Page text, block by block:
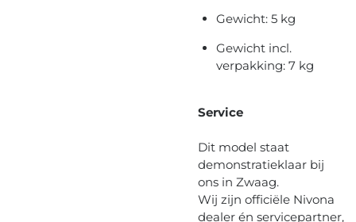
Gewicht: 5 kg
Gewicht incl.
verpakking: 7 kg
Service
Dit model staat
demonstratieklaar bij
ons in Zwaag.
Wij zijn officiële Nivona
dealer én servicepartner,